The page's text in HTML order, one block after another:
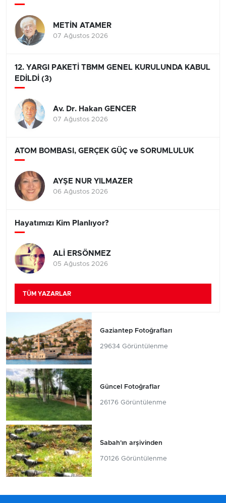
METİN ATAMER
07 Ağustos 2026
12. YARGI PAKETİ TBMM GENEL KURULUNDA KABUL
EDİLDİ (3)
Av. Dr. Hakan GENCER
07 Ağustos 2026
ATOM BOMBASI, GERÇEK GÜÇ ve SORUMLULUK
AYŞE NUR YILMAZER
06 Ağustos 2026
Hayatımızı Kim Planlıyor?
ALİ ERSÖNMEZ
05 Ağustos 2026
TÜM YAZARLAR
Gaziantep Fotoğrafları
29634 Görüntülenme
Güncel Fotoğraflar
26176 Görüntülenme
Sabah'ın arşivinden
70126 Görüntülenme